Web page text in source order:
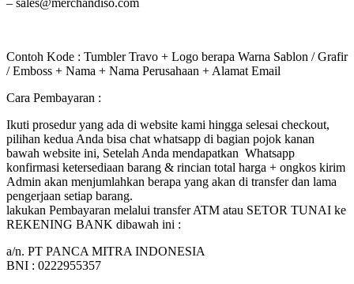
Contoh Kode : Tumbler Travo + Logo berapa Warna Sablon / Grafir
/ Emboss + Nama + Nama Perusahaan + Alamat Email
Cara Pembayaran :
Ikuti prosedur yang ada di website kami hingga selesai checkout,
pilihan kedua Anda bisa chat whatsapp di bagian pojok kanan
bawah website ini, Setelah Anda mendapatkan Whatsapp
konfirmasi ketersediaan barang & rincian total harga + ongkos kirim
Admin akan menjumlahkan berapa yang akan di transfer dan lama
pengerjaan setiap barang.
lakukan Pembayaran melalui transfer ATM atau SETOR TUNAI ke
REKENING BANK dibawah ini :
a/n. PT PANCA MITRA INDONESIA
BNI : 0222955357